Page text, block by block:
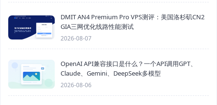
DMIT AN4 Premium Pro VPS测评：美国洛杉矶CN2
GIA三网优化线路性能测试
2026-08-07
OpenAI API兼容接口是什么？一个API调用GPT、
Claude、Gemini、DeepSeek多模型
2026-08-06